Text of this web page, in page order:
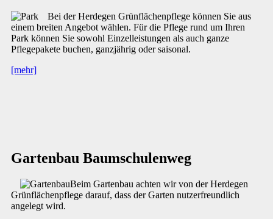
Bei der Herdegen Grünflächenpflege können Sie aus
einem breiten Angebot wählen. Für die Pflege rund um Ihren
Park können Sie sowohl Einzelleistungen als auch ganze
Pflegepakete buchen, ganzjährig oder saisonal.
[mehr]
Gartenbau Baumschulenweg
Beim Gartenbau achten wir von der Herdegen
Grünflächenpflege darauf, dass der Garten nutzerfreundlich
angelegt wird.